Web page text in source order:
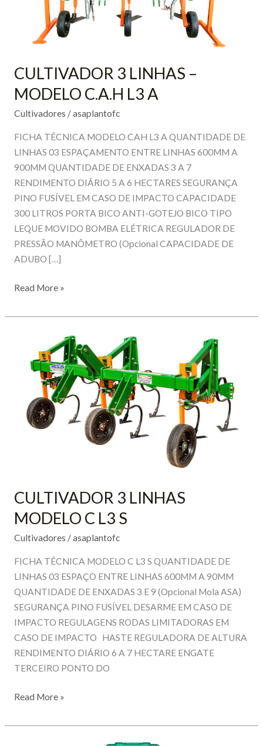
CULTIVADOR 3 LINHAS –
MODELO C.A.H L3 A
Cultivadores /asaplantofc
FICHA TÉCNICA MODELO CAH L3 A QUANTIDADE DE
LINHAS 03 ESPAÇAMENTO ENTRE LINHAS 600MM A
900MM QUANTIDADE DE ENXADAS 3 A 7
RENDIMENTO DIÁRIO 5 A 6 HECTARES SEGURANÇA
PINO FUSÍVEL EM CASO DE IMPACTO CAPACIDADE
300 LITROS PORTA BICO ANTI-GOTEJO BICO TIPO
LEQUE MOVIDO BOMBA ELÉTRICA REGULADOR DE
PRESSÃO MANÔMETRO (Opcional CAPACIDADE DE
ADUBO […]
CULTIVADOR
LINHAS
MODELO
C.A.H
Read More »
CULTIVADOR 3 LINHAS
MODELO C L3 S
Cultivadores /asaplantofc
FICHA TÉCNICA MODELO C L3 S QUANTIDADE DE
LINHAS 03 ESPAÇO ENTRE LINHAS 600MM A 90MM
QUANTIDADE DE ENXADAS 3 E 9 (Opcional Mola ASA)
SEGURANÇA PINO FUSÍVEL DESARME EM CASO DE
IMPACTO REGULAGENS RODAS LIMITADORAS EM
CASO DE IMPACTO HASTE REGULADORA DE ALTURA
RENDIMENTO DIÁRIO 6 A 7 HECTARE ENGATE
TERCEIRO PONTO DO
CULTIVADOR
LINHAS
Read More »